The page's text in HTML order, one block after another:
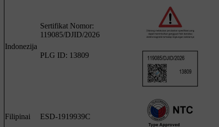
Indonezija
Sertifikat Nomor:
119085/DJID/2026
PLG ID: 13809
Filipinai ESD-1919939C